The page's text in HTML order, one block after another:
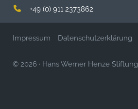
+49 (0) 911 2373862
Impressum Datenschutzerklärung
© 2026 · Hans Werner Henze Stiftung